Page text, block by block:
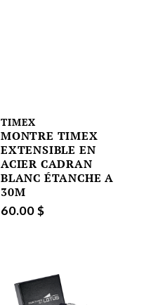
TIMEX
MONTRE TIMEX
EXTENSIBLE EN
ACIER CADRAN
BLANC ÉTANCHE A
30M
60.00 $